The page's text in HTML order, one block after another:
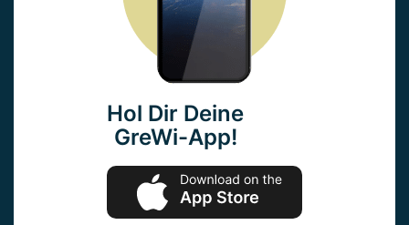
Hol Dir Deine
GreWi-App!